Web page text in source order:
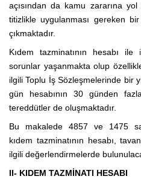
açısından da kamu zararına
titizlikle uygulanması gereken
çıkmaktadır.
Kıdem tazminatının hesabı
sorunlar yaşanmakta olup
ilgili Toplu İş Sözleşmelerinde bir
gün hesabının 30 günden
tereddütler de oluşmaktadır.
Bu makalede 4857 ve 1475
kıdem tazminatının hesabı,
ilgili değerlendirmelerde
II- KIDEM TAZMİNATI HESABI